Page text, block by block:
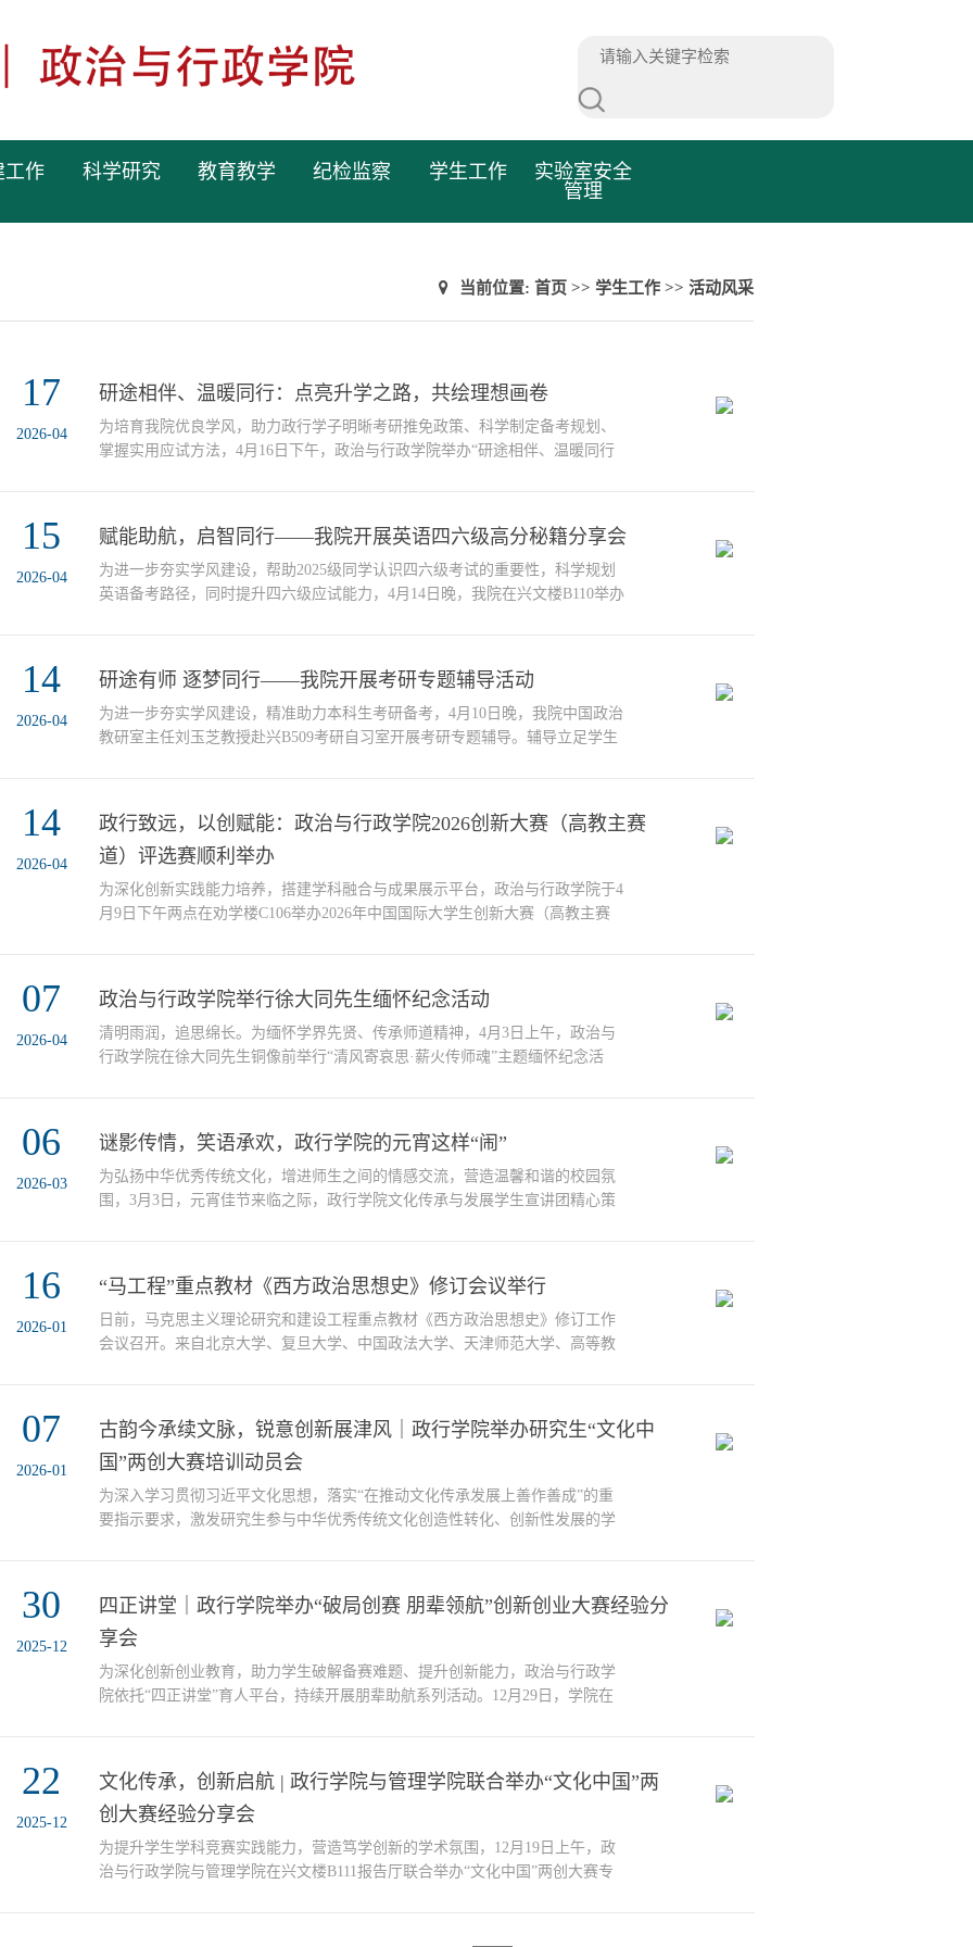
工作 科学研究 教育教学 纪检监察 学生工作
实验室安全
管理
当前位置:首页 >> 学生工作 >>活动风采
17
2026-04
研途相伴、温暖同行：点亮升学之路，共绘理想画卷
为培育我院优良学风，助力政行学子明晰考研推免政策、科学制定备考规划、
掌握实用应试方法，4月16日下午，政治与行政学院举办“研途相伴、温暖同行
分享。刘训练院长围绕自知、自觉、自律三大优良品质，引导同学们理性权衡
考研与就业方向，结合兴趣、能力与自身实际审慎选择，不盲...
15
2026-04
赋能助航，启智同行——我院开展英语四六级高分秘籍分享会
为进一步夯实学风建设，帮助2025级同学认识四六级考试的重要性，科学规划
英语备考路径，同时提升四六级应试能力，4月14日晚，我院在兴文楼B110举办
活动围绕备考规划、题型突破、复盘提分等内容展开，现场氛围热烈，交流务
实深入。 会议伊始，乔贵平院长从学业发展、升学深造等多个...
14
2026-04
研途有师 逐梦同行——我院开展考研专题辅导活动
为进一步夯实学风建设，精准助力本科生考研备考，4月10日晚，我院中国政治
教研室主任刘玉芝教授赴兴B509考研自习室开展考研专题辅导。辅导立足学生
伪、时间管理、院校选择等核心问题展开讲解。辅导中，刘老师从“假努力”陷
阱、时间分配误区、四象限法则三个维度，帮助学生规避低效...
14
2026-04
政行致远，以创赋能：政治与行政学院2026创新大赛（高教主赛
道）评选赛顺利举办
为深化创新实践能力培养，搭建学科融合与成果展示平台，政治与行政学院于4
月9日下午两点在劝学楼C106举办2026年中国国际大学生创新大赛（高教主赛
目把脉指导，助力学子在创新实践中锤炼本领、提升能力。 比赛现场，各参赛
团队结合专业所学，围绕项目背景、研究思路、实践路径等内容...
07
2026-04
政治与行政学院举行徐大同先生缅怀纪念活动
清明雨润，追思绵长。为缅怀学界先贤、传承师道精神，4月3日上午，政治与
行政学院在徐大同先生铜像前举行“清风寄哀思·薪火传师魂”主题缅怀纪念活
追远的文化内涵与新时代教育家精神，深情追忆徐大同先生治学为人的崇高品
格，勉励全体师生传承先生精神、勇担时代使命，以奋进姿态...
06
2026-03
谜影传情，笑语承欢，政行学院的元宵这样“闹”
为弘扬中华优秀传统文化，增进师生之间的情感交流，营造温馨和谐的校园氛
围，3月3日，元宵佳节来临之际，政行学院文化传承与发展学生宣讲团精心策
赴”一条条悬挂在灯笼下的灯谜随风摇曳，宛如翩翩起舞的彩蝶。这些精心设计
的谜题既有“最强大脑”级别的文史考验，也有让人会心一...
16
2026-01
“马工程”重点教材《西方政治思想史》修订会议举行
日前，马克思主义理论研究和建设工程重点教材《西方政治思想史》修订工作
会议召开。来自北京大学、复旦大学、中国政法大学、天津师范大学、高等教
同教授、高建教授、佟德志教授作为该教材的首席专家，刘训练、高景柱、漆
程成等人参与教材编写。2011年，该教材由高等教育出版社和人...
07
2026-01
古韵今承续文脉，锐意创新展津风｜政行学院举办研究生“文化中
国”两创大赛培训动员会
为深入学习贯彻习近平文化思想，落实“在推动文化传承发展上善作善成”的重
要指示要求，激发研究生参与中华优秀传统文化创造性转化、创新性发展的学
活动特邀我校古籍保护研究院教师、天津市第八届中青年“德艺双馨”文艺工作
者王振良教授担任主讲嘉宾，院党委书记姜德红、院...
30
2025-12
四正讲堂｜政行学院举办“破局创赛 朋辈领航”创新创业大赛经验分
享会
为深化创新创业教育，助力学生破解备赛难题、提升创新能力，政治与行政学
院依托“四正讲堂”育人平台，持续开展朋辈助航系列活动。12月29日，学院在
流。徐前进同学曾斩获“学创杯”创业综合模拟大赛省级特等奖、“挑战杯”大学
生创业计划竞赛省级三等奖等多项荣誉。分享会上，他...
22
2025-12
文化传承，创新启航 | 政行学院与管理学院联合举办“文化中国”两
创大赛经验分享会
为提升学生学科竞赛实践能力，营造笃学创新的学术氛围，12月19日上午，政
治与行政学院与管理学院在兴文楼B111报告厅联合举办“文化中国”两创大赛专
同学，分享参赛心得与实战经验，旨在激发学生创新潜能，深化“以赛促学、以